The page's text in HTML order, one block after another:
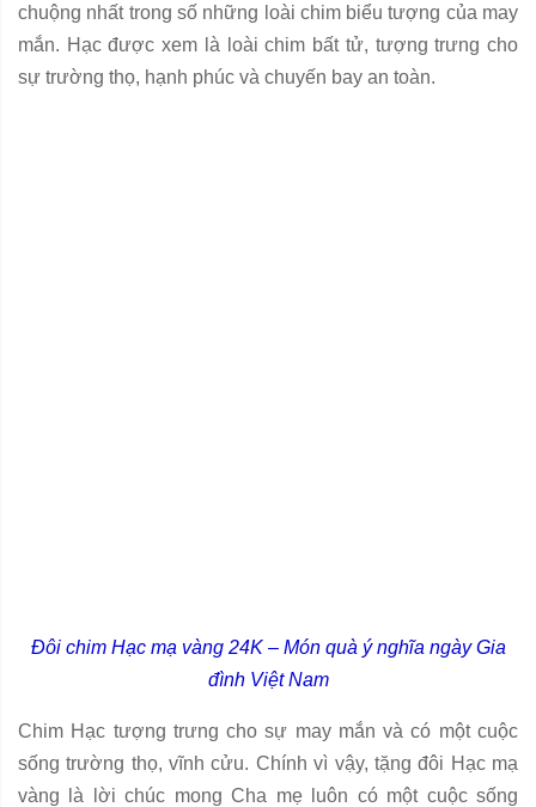
chuộng nhất trong số những loài chim biểu tượng của may
mắn. Hạc được xem là loài chim bất tử, tượng trưng cho
sự trường thọ, hạnh phúc và chuyến bay an toàn.
Đôi chim Hạc mạ vàng 24K – Món quà ý nghĩa ngày Gia
đình Việt Nam
Chim Hạc tượng trưng cho sự may mắn và có một cuộc
sống trường thọ, vĩnh cửu. Chính vì vậy, tặng đôi Hạc mạ
vàng là lời chúc mong Cha mẹ luôn có một cuộc sống